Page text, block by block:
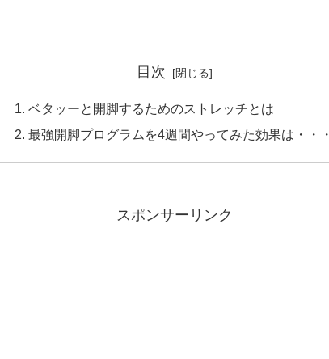
目次
ベタッーと開脚するためのストレッチとは
最強開脚プログラムを4週間やってみた効果は・・・
スポンサーリンク